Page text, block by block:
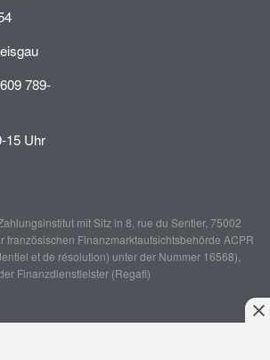
789-
15 Uhr
mit Sitz in 8, rue du Sentier, 75002
französischen Finanzmarktaufsichtsbehörde ACPR
et de résolution) unter der Nummer 16568),
Finanzdienstleister (Regafi)